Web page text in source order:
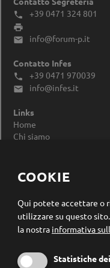
 +39 0471 324 801


info@forum-p.it
Contatto Infes
 +39 0471 970039
 info@infes.it
Links
Home
Chi siamo
Modificare le
Registrazione
COOKIE
Qui potete accettare o
utilizzare su questo sito.
la nostra informativa
Statistiche